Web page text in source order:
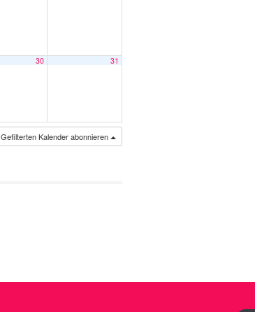
30 31
Gefilterten Kalender abonnieren